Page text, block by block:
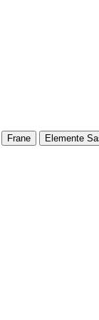
Frane Elemente